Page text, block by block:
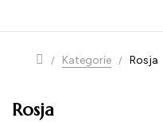
Kategorie Rosja
Rosja